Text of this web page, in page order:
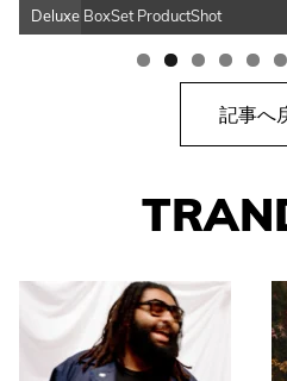
Deluxe BoxSet ProductShot
記事へ